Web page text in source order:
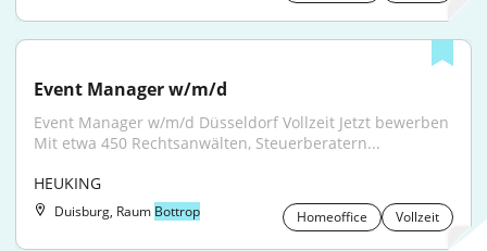
Event Manager w/m/d
Event Manager w/m/d Düsseldorf Vollzeit Jetzt bewerben
Mit etwa 450 Rechtsanwälten, Steuerberatern...
HEUKING
Duisburg, Raum Bottrop Homeoffice Vollzeit